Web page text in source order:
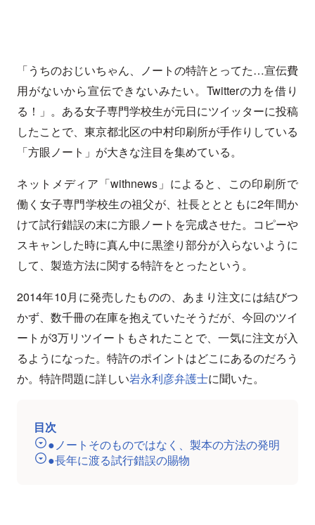
「うちのおじいちゃん、ノートの特許とってた…宣伝費
用がないから宣伝できないみたい。Twitterの力を借り
る！」。ある女子専門学校生が元日にツイッターに投稿
したことで、東京都北区の中村印刷所が手作りしている
「方眼ノート」が大きな注目を集めている。
ネットメディア「withnews」によると、この印刷所で
働く女子専門学校生の祖父が、社長ととともに2年間か
けて試行錯誤の末に方眼ノートを完成させた。コピーや
スキャンした時に真ん中に黒塗り部分が入らないように
して、製造方法に関する特許をとったという。
2014年10月に発売したものの、あまり注文には結びつ
かず、数千冊の在庫を抱えていたそうだが、今回のツイ
ートが3万リツイートもされたことで、一気に注文が入
るようになった。特許のポイントはどこにあるのだろう
か。特許問題に詳しい岩永利彦弁護士に聞いた。
目次
●ノートそのものではなく、製本の方法の発明
●長年に渡る試行錯誤の賜物